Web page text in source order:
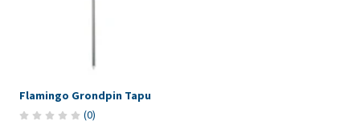
Flamingo Grondpin Tapu
(0)